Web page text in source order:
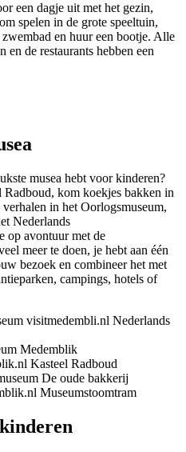
een dagje uit met het gezin,
spelen in de grote speeltuin,
en huur een bootje. Alle
de restaurants hebben een
musea hebt voor kinderen?
kom koekjes bakken in
in het Oorlogsmuseum,
Nederlands
op avontuur met de
meer te doen, je hebt aan één
bezoek en combineer het met
campings, hotels of
Nederlands
Medemblik
Kasteel Radboud
De oude bakkerij
Museumstoomtram